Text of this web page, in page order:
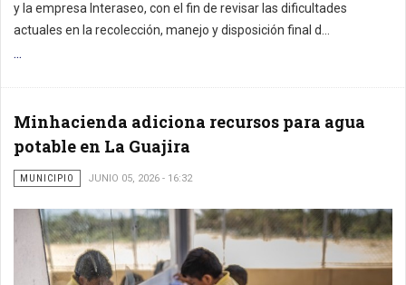
y la empresa Interaseo, con el fin de revisar las dificultades
actuales en la recolección, manejo y disposición final d...
...
Minhacienda adiciona recursos para agua
potable en La Guajira
MUNICIPIO JUNIO 05, 2026 - 16:32